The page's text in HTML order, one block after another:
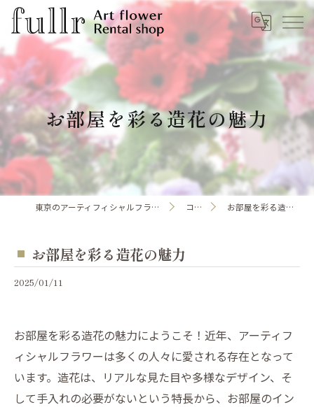
お部屋を彩る造花の魅力
東京のアーティフィシャルフラワーならfullr コラム お部屋を彩る造花の魅力
お部屋を彩る造花の魅力
2025/01/11
お部屋を彩る造花の魅力にようこそ！近年、アーティフ
ィシャルフラワーは多くの人々に愛される存在となって
います。造花は、リアルな見た目や多様なデザイン、そ
して手入れの必要がないという特長から、お部屋のイン